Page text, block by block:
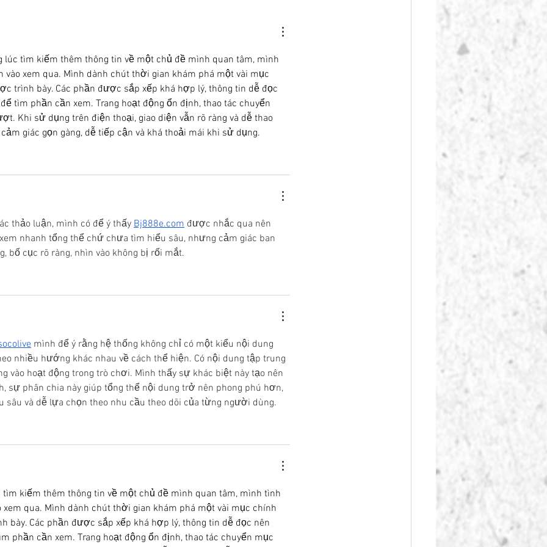
lúc tìm kiếm thêm thông tin về một chủ đề mình quan tâm, mình
xem qua. Mình dành chút thời gian khám phá một vài mục
trình bày. Các phần được sắp xếp khá hợp lý, thông tin dễ đọc
tìm phần cần xem. Trang hoạt động ổn định, thao tác chuyển
Khi sử dụng trên điện thoại, giao diện vẫn rõ ràng và dễ thao
giác gọn gàng, dễ tiếp cận và khá thoải mái khi sử dụng.
thảo luận, mình có để ý thấy Bj888e.com được nhắc qua nên
nhanh tổng thể chứ chưa tìm hiểu sâu, nhưng cảm giác ban
bố cục rõ ràng, nhìn vào không bị rối mắt.
mình để ý rằng hệ thống không chỉ có một kiểu nội dung
nhiều hướng khác nhau về cách thể hiện. Có nội dung tập trung
vào hoạt động trong trò chơi. Mình thấy sự khác biệt này tạo nên
sự phân chia này giúp tổng thể nội dung trở nên phong phú hơn,
sâu và dễ lựa chọn theo nhu cầu theo dõi của từng người dùng.
tìm kiếm thêm thông tin về một chủ đề mình quan tâm, mình tình
qua. Mình dành chút thời gian khám phá một vài mục chính
bày. Các phần được sắp xếp khá hợp lý, thông tin dễ đọc nên
phần cần xem. Trang hoạt động ổn định, thao tác chuyển mục